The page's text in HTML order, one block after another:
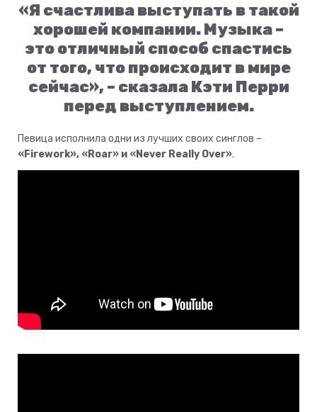
«Я счастлива выступать в такой
хорошей компании. Музыка –
это отличный способ спастись
от того, что происходит в мире
сейчас», – сказала Кэти Перри
перед выступлением.
Певица исполнила одни из лучших своих синглов –
«Firework», «Roar» и «Never Really Over».